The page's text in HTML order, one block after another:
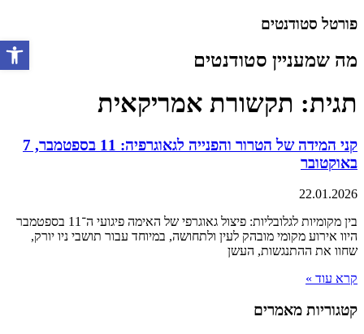
דלג
פורטל סטודנטים
מה שמעניין סטודנטים
תגית: תקשורת אמריקאית
קני המידה של הטרור והפנייה לגאוגרפיה: 11 בספטמבר, 7
באוקטובר
22.01.2026
בין מקומיות לגלובליות: פיצול גאוגרפי של האימה פיגועי ה־11 בספטמבר
היוו אירוע מקומי מובהק לעין ולתחושה, במיוחד עבור תושבי ניו יורק,
שחוו את ההתנגשות, העשן
קרא עוד »
קטגוריות מאמרים
פתח